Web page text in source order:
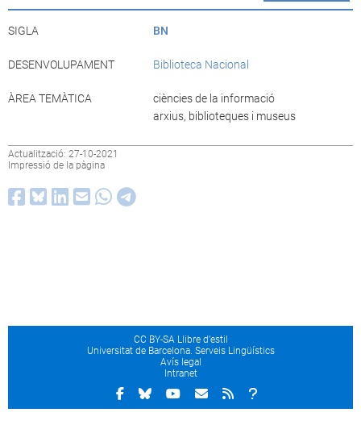
SIGLA BN
DESENVOLUPAMENT Biblioteca Nacional
ÀREA TEMÀTICA
ciències de la informació
arxius, biblioteques i museus
Actualització: 27-10-2021
Impressió de la pàgina
CC BY-SA Llibre d’estil
Universitat de Barcelona. Serveis Lingüístics
Avís legal
Intranet